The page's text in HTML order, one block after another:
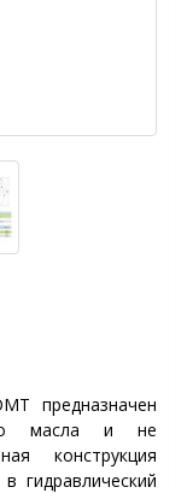
предназначен
масла и не
конструкция
гидравлический